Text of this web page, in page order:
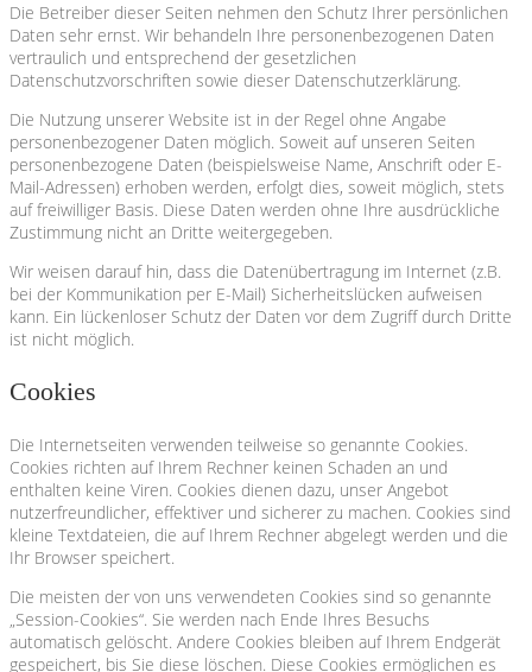
Die Betreiber dieser Seiten nehmen den Schutz Ihrer persönlichen
Daten sehr ernst. Wir behandeln Ihre personenbezogenen Daten
vertraulich und entsprechend der gesetzlichen
Datenschutzvorschriften sowie dieser Datenschutzerklärung.
Die Nutzung unserer Website ist in der Regel ohne Angabe
personenbezogener Daten möglich. Soweit auf unseren Seiten
personenbezogene Daten (beispielsweise Name, Anschrift oder E-
Mail-Adressen) erhoben werden, erfolgt dies, soweit möglich, stets
auf freiwilliger Basis. Diese Daten werden ohne Ihre ausdrückliche
Zustimmung nicht an Dritte weitergegeben.
Wir weisen darauf hin, dass die Datenübertragung im Internet (z.B.
bei der Kommunikation per E-Mail) Sicherheitslücken aufweisen
kann. Ein lückenloser Schutz der Daten vor dem Zugriff durch Dritte
ist nicht möglich.
Cookies
Die Internetseiten verwenden teilweise so genannte Cookies.
Cookies richten auf Ihrem Rechner keinen Schaden an und
enthalten keine Viren. Cookies dienen dazu, unser Angebot
nutzerfreundlicher, effektiver und sicherer zu machen. Cookies sind
kleine Textdateien, die auf Ihrem Rechner abgelegt werden und die
Ihr Browser speichert.
Die meisten der von uns verwendeten Cookies sind so genannte
„Session-Cookies“. Sie werden nach Ende Ihres Besuchs
automatisch gelöscht. Andere Cookies bleiben auf Ihrem Endgerät
gespeichert, bis Sie diese löschen. Diese Cookies ermöglichen es